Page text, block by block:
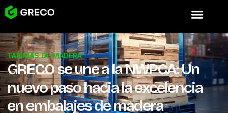
TARIMAS DE MADERA
GRECO se une a la NWPCA: Un
nuevo paso hacia la excelencia
en embalajes de madera